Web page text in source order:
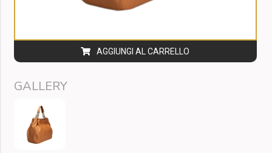
AGGIUNGI AL CARRELLO
GALLERY